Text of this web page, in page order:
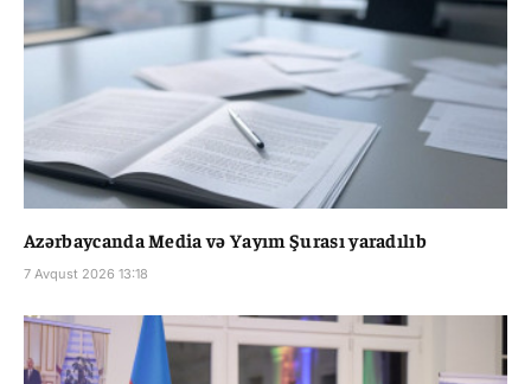
Azərbaycanda Media və Yayım Şurası yaradılıb
7 Avqust 2026 13:18